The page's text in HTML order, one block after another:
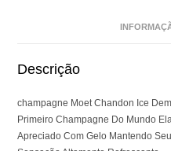
Descrição
champagne Moet Chandon Ice
Primeiro Champagne Do Mundo
Apreciado Com Gelo Mantendo